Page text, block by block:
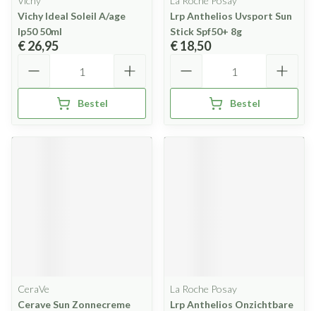
Vichy Ideal Soleil A/age
Ip50 50ml
€ 26,95
Bestel
Lrp Anthelios Uvsport Sun
Stick Spf50+ 8g
€ 18,50
Bestel
CeraVe
Cerave Sun Zonnecreme
La Roche Posay
Lrp Anthelios Onzichtbare